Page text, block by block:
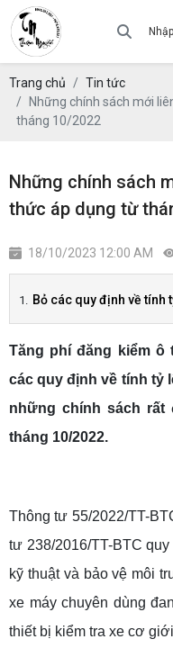
Trang chủ
Tin tức
Những chính sách mới
tháng 10/2022
Những chính sách
thức áp dụng từ
18/10/2023 12:00 AM
Bỏ các quy định về tính
Tăng phí đăng kiểm ô
các quy định về tính tỷ
những chính sách
tháng 10/2022.
Thông tư 55/2022/TT-
tư 238/2016/TT-BTC
kỹ thuật và bảo vệ môi
xe máy chuyên dùng
thiết bị kiểm tra xe cơ